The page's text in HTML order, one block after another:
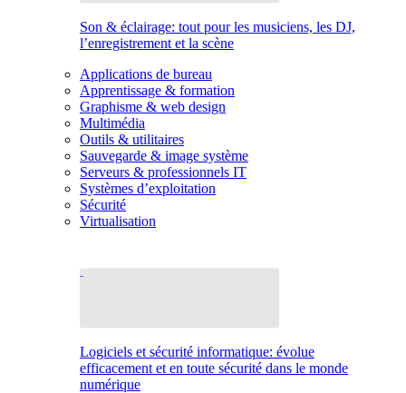
Son & éclairage: tout pour les musiciens, les DJ,
l’enregistrement et la scène
Applications de bureau
Apprentissage & formation
Graphisme & web design
Multimédia
Outils & utilitaires
Sauvegarde & image système
Serveurs & professionnels IT
Systèmes d’exploitation
Sécurité
Virtualisation
Logiciels et sécurité informatique: évolue
efficacement et en toute sécurité dans le monde
numérique